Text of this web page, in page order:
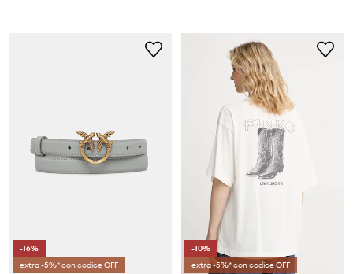
-16%
extra -5%* con codice OFF
-10%
extra -5%* con codice OFF